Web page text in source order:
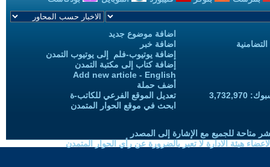
اضافة موضوع جديد
اضافة خبر
إضافة يوتيوب-فلم إلى يوتيوب التمدن
إضافة كتاب إلى مكتبة التمدن
Add new article - English
أضف حملة
تعديل الموقع الفرعي للكاتب-ة
ابحث في موقع الحوار المتمدن
متاحة للجميع مع الإشارة إلى المصدر
هيئة الادارة لا تعبر بالضرورة عن رأي الحوار المتمدن